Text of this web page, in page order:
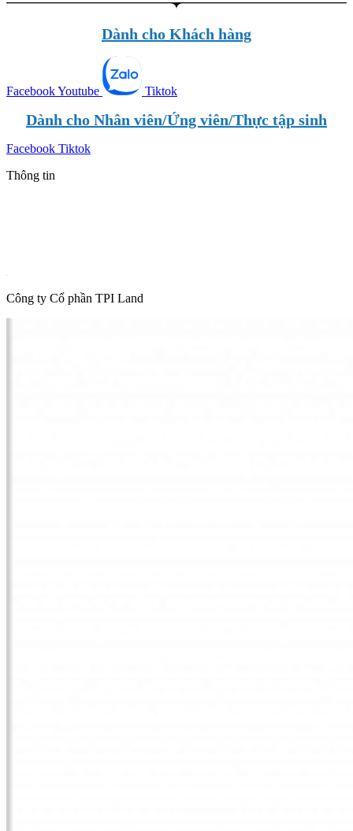
Dành cho Khách hàng
FacebookYoutube Tiktok
Dành cho Nhân viên/Ứng viên/Thực tập sinh
Facebook Tiktok
Thông tin
Công ty Cổ phần TPI Land